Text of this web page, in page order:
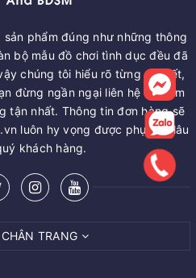
phẩm đúng như những thông
bộ mẫu đồ chơi tình dục đều đã
chúng tôi hiểu rõ từng chi tiết,
đừng ngần ngại liên hệ để nắm
tận nhất. Thông tin đơn hàng sẽ
luôn hy vọng được phục vụ lâu
khách hàng.
TRANG